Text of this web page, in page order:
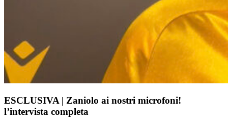
ESCLUSIVA | Zaniolo ai nostri microfoni!
l’intervista completa